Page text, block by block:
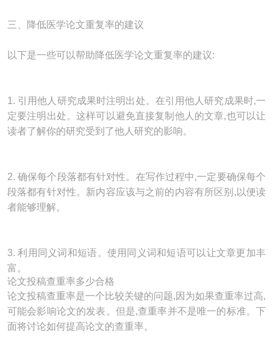
三、降低医学论文重复率的建议
以下是一些可以帮助降低医学论文重复率的建议:
1. 引用他人研究成果时注明出处。在引用他人研究成果时,一
定要注明出处。这样可以避免直接复制他人的文章,也可以让
读者了解你的研究受到了他人研究的影响。
2. 确保每个段落都有针对性。在写作过程中,一定要确保每个
段落都有针对性。新内容应该与之前的内容有所区别,以便读
者能够理解。
3. 利用同义词和短语。使用同义词和短语可以让文章更加丰
富。
论文投稿查重率多少合格
论文投稿查重率是一个比较关键的问题,因为如果查重率过高,
可能会影响论文的发表。但是,查重率并不是唯一的标准。下
面将讨论如何提高论文的查重率。